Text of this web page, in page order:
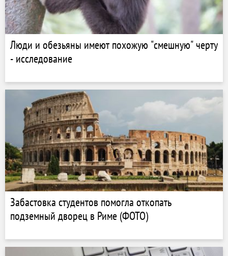
Люди и обезьяны имеют похожую "смешную" черту
- исследование
Забастовка студентов помогла откопать
подземный дворец в Риме (ФОТО)